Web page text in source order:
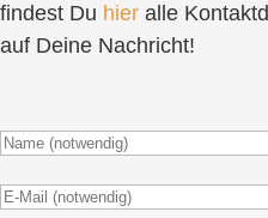
findest Du hier alle
auf Deine Nachricht!